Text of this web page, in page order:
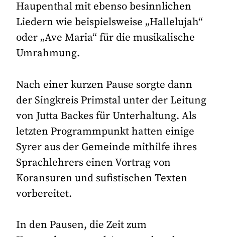
Haupenthal mit ebenso besinnlichen
Liedern wie beispielsweise „Hallelujah“
oder „Ave Maria“ für die musikalische
Umrahmung.
Nach einer kurzen Pause sorgte dann
der Singkreis Primstal unter der Leitung
von Jutta Backes für Unterhaltung. Als
letzten Programmpunkt hatten einige
Syrer aus der Gemeinde mithilfe ihres
Sprachlehrers einen Vortrag von
Koransuren und sufistischen Texten
vorbereitet.
In den Pausen, die Zeit zum